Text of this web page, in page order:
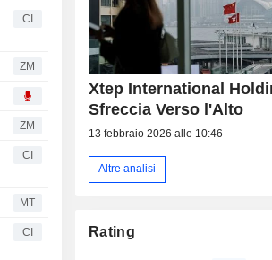
CI
ZM
ZM
CI
MT
CI
Xtep International
Sfreccia Verso l'Alto
13 febbraio 2026 alle 10:46
Altre analisi
Rating